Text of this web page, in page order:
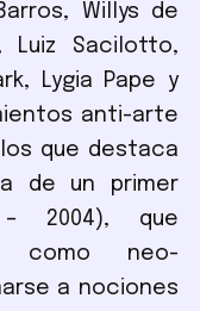
Willys de
Luiz Sacilotto,
Lygia Pape y
anti-arte
que destaca
de un primer
– 2004), que
como neo-
a nociones